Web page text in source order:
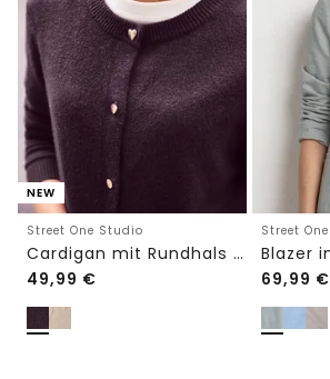
NEW
Street One Studio
Cardigan mit Rundhals und Knöpfen
49,99 €
Street One
69,99 €